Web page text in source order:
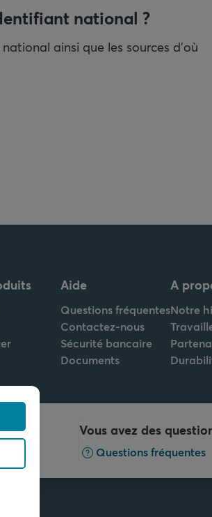
national ?
ainsi que les sources d'où
Aide
Questions fréquentes
Contactez-nous
Sécurité bancaire
Documents
A
Notre
Vous avez des
Questions fréquentes